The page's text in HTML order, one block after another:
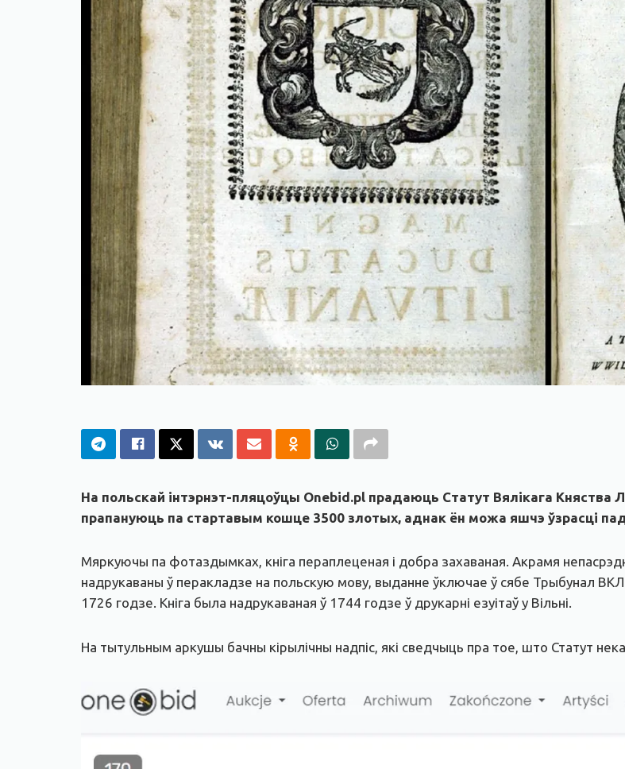
На польскай інтэрнэт-пляцоўцы Onebid.pl прадаюць Статут Вялікага Княства
прапануюць па стартавым кошце 3500 злотых, аднак ён можа яшчэ ўзрасці
Мяркуючы па фотаздымках, кніга пераплеценая і добра захаваная. Акрамя
надрукаваны ў перакладзе на польскую мову, выданне ўключае ў сябе Трыбунал ВКЛ
1726 годзе. Кніга была надрукаваная ў 1744 годзе ў друкарні езуітаў у Вільні.
На тытульным аркушы бачны кірылічны надпіс, які сведчыць пра тое, што Статут